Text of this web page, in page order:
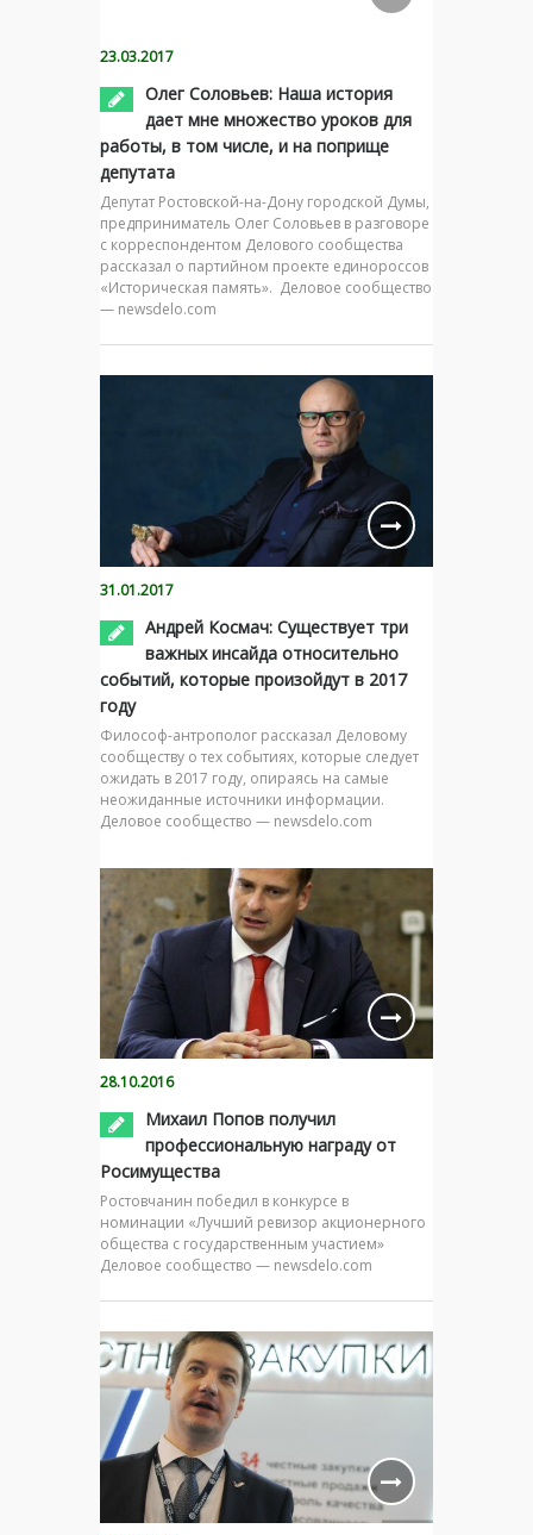
23.03.2017
Олег Соловьев: Наша история
дает мне множество уроков для
работы, в том числе, и на поприще
депутата
Депутат Ростовской-на-Дону городской Думы,
предприниматель Олег Соловьев в разговоре
с корреспондентом Делового сообщества
рассказал о партийном проекте единороссов
«Историческая память». Деловое сообщество
— newsdelo.com
31.01.2017
Андрей Космач: Существует три
важных инсайда относительно
событий, которые произойдут в 2017
году
Философ-антрополог рассказал Деловому
сообществу о тех событиях, которые следует
ожидать в 2017 году, опираясь на самые
неожиданные источники информации.
Деловое сообщество — newsdelo.com
28.10.2016
Михаил Попов получил
профессиональную награду от
Росимущества
Ростовчанин победил в конкурсе в
номинации «Лучший ревизор акционерного
общества с государственным участием»
Деловое сообщество — newsdelo.com